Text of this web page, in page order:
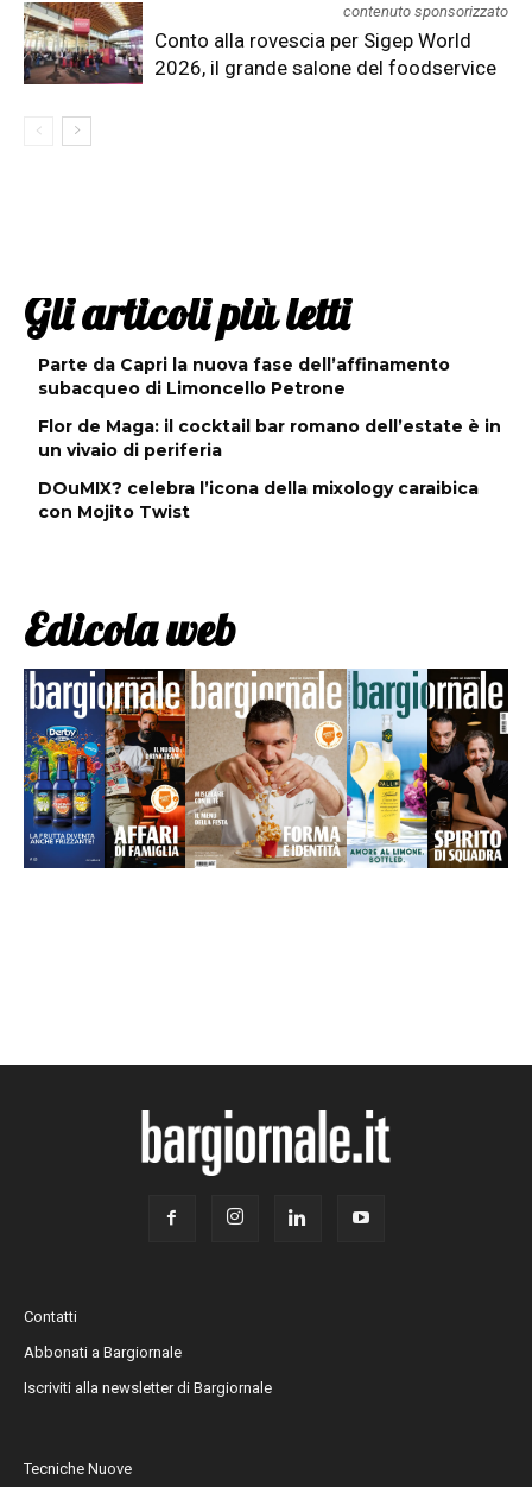
contenuto sponsorizzato
Conto alla rovescia per Sigep World
2026, il grande salone del foodservice
Gli articoli più letti
Parte da Capri la nuova fase dell’affinamento
subacqueo di Limoncello Petrone
Flor de Maga: il cocktail bar romano dell’estate è in
un vivaio di periferia
DOuMIX? celebra l’icona della mixology caraibica
con Mojito Twist
Edicola web
Contatti
Abbonati a Bargiornale
Iscriviti alla newsletter di Bargiornale
Tecniche Nuove